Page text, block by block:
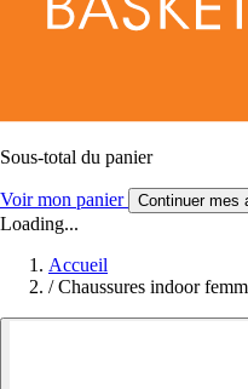
Sous-total du panier
Voir mon panier Continuer mes
Loading...
Accueil
/ Chaussures indoor